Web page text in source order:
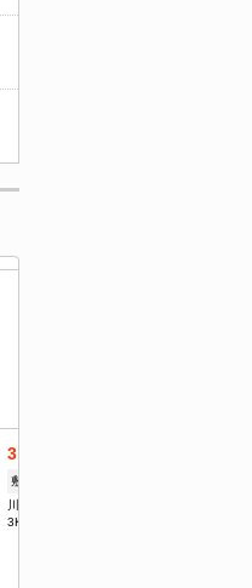
3.8
敷
川越富洲原駅 徒歩8分
3K/40㎡